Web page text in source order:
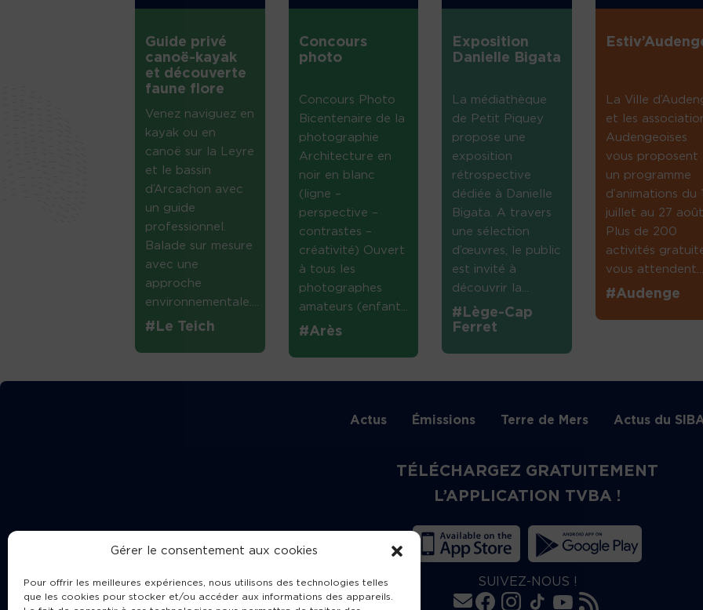
Gérer le consentement aux cookies
Pour offrir les meilleures expériences, nous utilisons des technologies telles
que les cookies pour stocker et/ou accéder aux informations des appareils.
Guide privé
canoë-kayak
et découverte
faune flore
Venez naviguez en
kayak ou en
canoë sur la Leyre
et le bassin
d’Arcachon avec
un guide
professionnel.
Balade sur mesure
avec une
approche
environnementale....
#Le Teich
Concours
photo
Concours Photo
Bicentenaire de la
photographie
Architecture en
noir en blanc
(ligne –
perspective –
contrastes –
créativité) Ouvert
à tous les
photographes
amateurs (enfant...
#Arès
Exposition
Danielle Bigata
La médiathèque
de Petit Piquey
propose une
exposition
rétrospective
dédiée à Danielle
Bigata. A travers
une sélection
d’œuvres, le public
est invité à
découvrir la...
#Lège-Cap
Ferret
La Ville
et les
Audengeoises
vous proposent
un programme
d’animations du
juillet au 27
Plus de 200
activités
vous
#Audenge
Actus Émissions Terre de Mers Actus du
TÉLÉCHARGEZ GRATUITEMENT
L’APPLICATION TVBA !
SUIVEZ-NOUS !